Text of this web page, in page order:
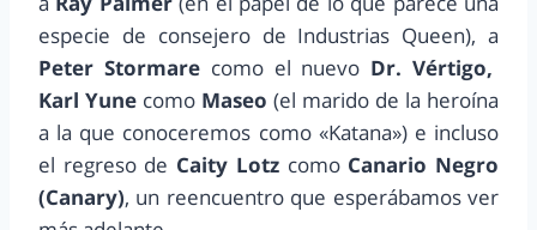
especie de consejero de Industrias Queen), a
Peter Stormare como el nuevo Dr. Vértigo,
Karl Yune como Maseo (el marido de la heroína
a la que conoceremos como «Katana») e incluso
el regreso de Caity Lotz como Canario Negro
(Canary), un reencuentro que esperábamos ver